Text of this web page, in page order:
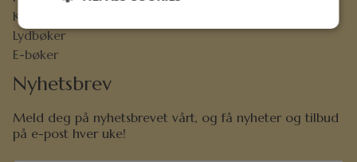
K-stud
Lydbøker
E-bøker
Nyhetsbrev
Meld deg på nyhetsbrevet vårt, og få nyheter og tilbud
på e-post hver uke!